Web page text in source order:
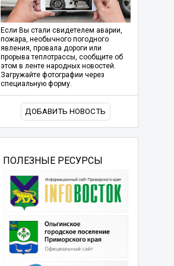
Если Вы стали свидетелем аварии,
пожара, необычного погодного
явления, провала дороги или
прорыва теплотрассы, сообщите об
этом в ленте народных новостей.
Загружайте фотографии через
специальную форму.
ДОБАВИТЬ НОВОСТЬ
ПОЛЕЗНЫЕ РЕСУРСЫ